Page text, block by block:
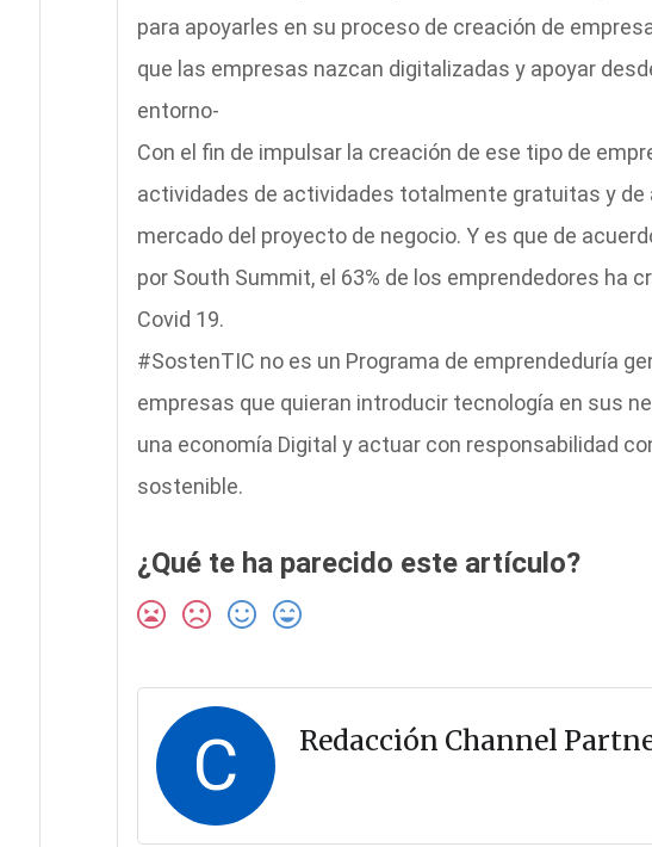
para apoyarles en su proceso de creación de
que las empresas nazcan digitalizadas y apoyar
entorno-
Con el fin de impulsar la creación de ese tipo de
actividades de actividades totalmente gratuitas y de
mercado del proyecto de negocio. Y es que de
por South Summit, el 63% de los emprendedores ha
Covid 19.
#SostenTIC no es un Programa de emprendeduría
empresas que quieran introducir tecnología en sus
una economía Digital y actuar con responsabilidad
sostenible.
¿Qué te ha parecido este artículo?
C Redacción Channel